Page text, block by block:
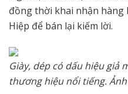
đồng thời khai nhận
Hiệp để bán lại kiếm lời.
Giày, dép có dấu hiệu giả
thương hiệu nổi tiếng. Ảnh